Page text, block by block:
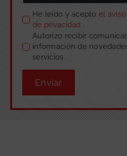
He leído y acepto el
de privacidad .
Autorizo recibir
información de
servicios.
Enviar